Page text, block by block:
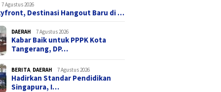
7 Agustus 2026
Destinasi Hangout Baru di …
DAERAH 7 Agustus 2026
Kabar Baik untuk PPPK Kota
Tangerang, DP…
BERITA, DAERAH 7 Agustus 2026
Hadirkan Standar Pendidikan
Singapura, I…